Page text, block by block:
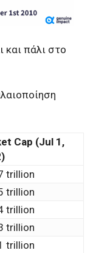
και πάλι στο
Cap (Jul 1,
trillion
trillion
trillion
trillion
trillion